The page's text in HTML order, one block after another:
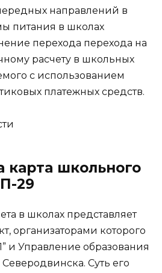
направлений в
питания в школах
перехода перехода на
расчету в школьных
с использованием
платежных средств.
карта школьного
29
в школах представляет
организаторами которого
и Управление образования
Суть его